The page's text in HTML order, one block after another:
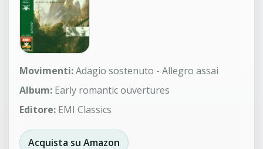
Movimenti:Adagio sostenuto - Allegro assai
Album: Early romantic ouvertures
Editore: EMI Classics
Acquista su Amazon